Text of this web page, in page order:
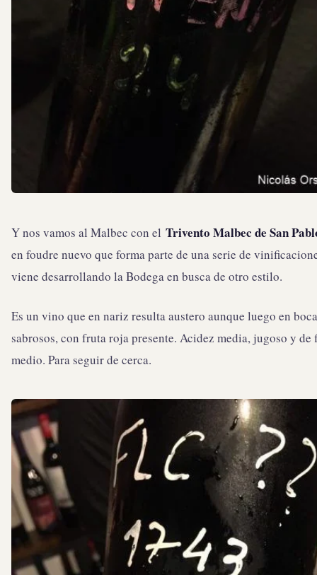
Y nos vamos al Malbec con el Trivento Malbec de San
en foudre nuevo que forma parte de una serie de
viene desarrollando la Bodega en busca de otro estilo.
Es un vino que en nariz resulta austero aunque luego en
sabrosos, con fruta roja presente. Acidez media, jugoso y de
medio. Para seguir de cerca.